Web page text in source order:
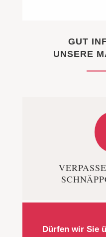
GUT
UNSERE
Dürfen wir Sie